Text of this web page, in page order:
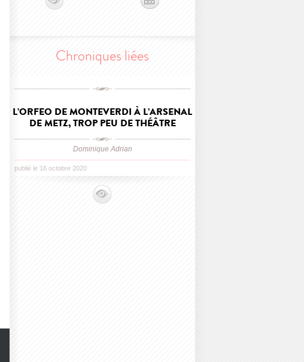
Chroniques liées
L’ORFEO DE MONTEVERDI À L’ARSENAL
DE METZ, TROP PEU DE THÉÂTRE
Dominique Adrian
publié le 16 octobre 2020